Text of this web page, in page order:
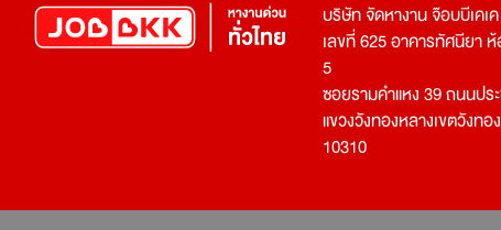
บริษัท จัดหางาน จ๊อบบีเค
เลขที่ 625 อาคารทัศนียา
5
ซอยรามคำแหง 39 ถนนปร
แขวงวังทองหลางเขตวังท
10310